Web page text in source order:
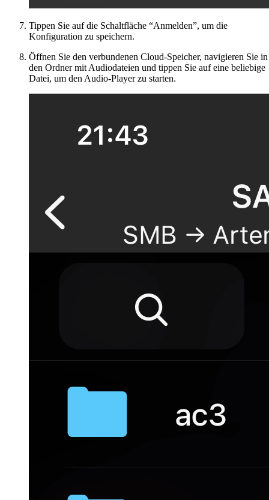
Tippen Sie auf die Schaltfläche “Anmelden”, um die
Konfiguration zu speichern.
Öffnen Sie den verbundenen Cloud-Speicher, navigieren Sie in
den Ordner mit Audiodateien und tippen Sie auf eine beliebige
Datei, um den Audio-Player zu starten.